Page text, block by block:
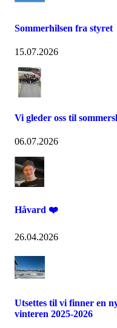
Sommerhilsen fra styret
15.07.2026
Vi gleder oss til
06.07.2026
Håvard ❤️
26.04.2026
Utsettes til vi finner en
vinteren 2025-2026